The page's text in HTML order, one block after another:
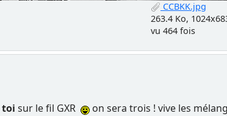
CCBKK.jpg
263.4 Ko,
vu 464 fois
toi sur le fil GXR on sera trois ! vive les